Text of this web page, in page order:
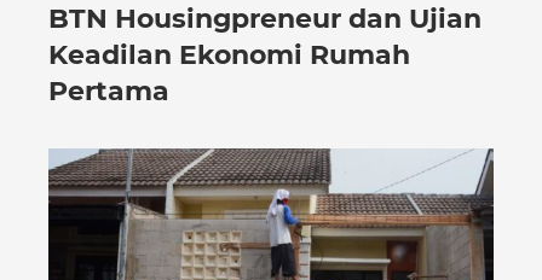
BTN Housingpreneur dan Ujian
Keadilan Ekonomi Rumah
Pertama